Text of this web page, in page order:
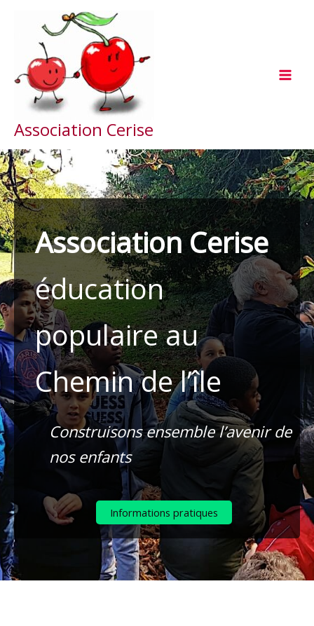
Association Cerise
Association Cerise
éducation
populaire au
Chemin de l’île
Construisons ensemble l’avenir de
nos enfants
Informations pratiques